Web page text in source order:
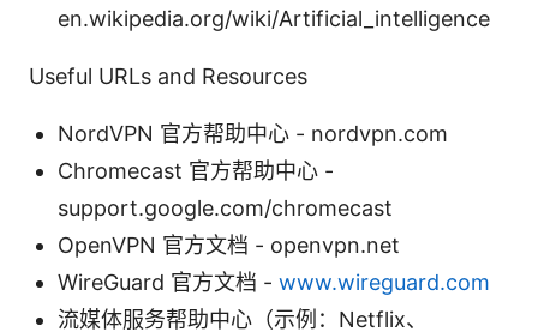
en.wikipedia.org/wiki/Artificial_intelligence
Useful URLs and Resources
NordVPN 官方帮助中心 - nordvpn.com
Chromecast 官方帮助中心 -
support.google.com/chromecast
OpenVPN 官方文档 - openvpn.net
WireGuard 官方文档 - www.wireguard.com
流媒体服务帮助中心（示例：Netflix、